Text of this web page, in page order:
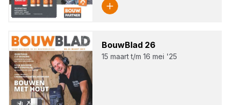
Bouw­Blad 26
15 maart t/m 16 mei '25